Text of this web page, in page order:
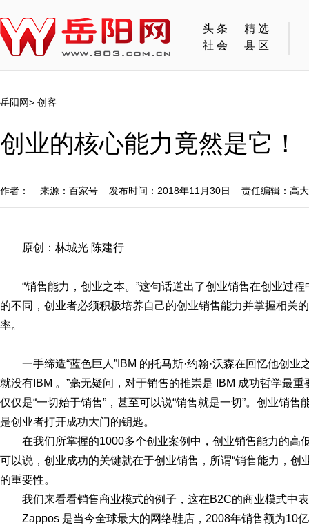
头条
精选
社会
县区
岳阳网> 创客
创业的核心能力竟然是它！
作者： 来源：百家号 发布时间：2018年11月30日 责任编辑：高
原创：林城光 陈建行
“销售能力，创业之本。”这句话道出了创业销售在创业过
的不同，创业者必须积极培养自己的创业销售能力并掌握相关
率。
一手缔造“蓝色巨人”IBM 的托马斯·约翰·沃森在回忆他创
就没有IBM 。”毫无疑问，对于销售的推崇是 IBM 成功哲学最
仅仅是“一切始于销售”，甚至可以说“销售就是一切”。创业销
是创业者打开成功大门的钥匙。
在我们所掌握的1000多个创业案例中，创业销售能力的高
可以说，创业成功的关键就在于创业销售，所谓“销售能力，创
的重要性。
我们来看看销售商业模式的例子，这在B2C的商业模式中
Zappos 是当今全球最大的网络鞋店，2008年销售额为10